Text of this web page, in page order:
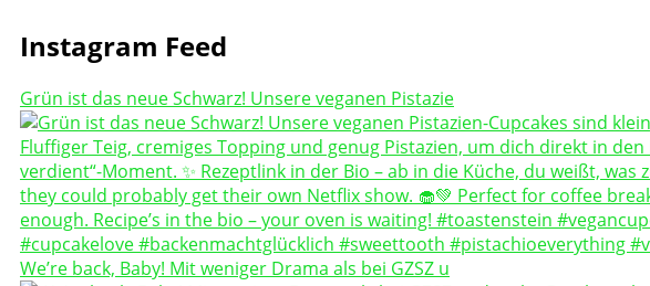
Instagram Feed
Grün ist das neue Schwarz! Unsere veganen Pistazie
We’re back, Baby! Mit weniger Drama als bei GZSZ u